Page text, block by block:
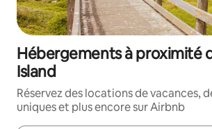
Hébergements à proximité
Island
Réservez des locations de vacances,
uniques et plus encore sur Airbnb